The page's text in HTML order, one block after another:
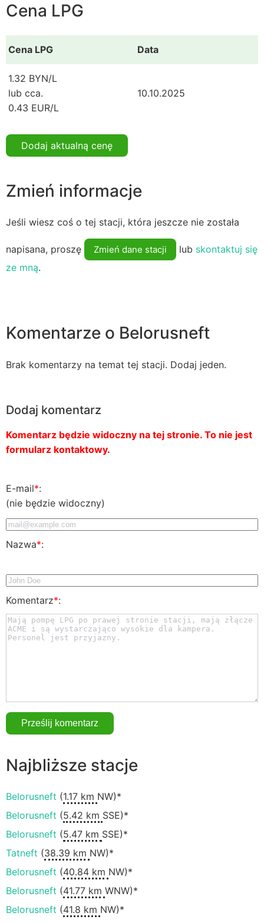
Cena LPG
Cena LPG Data
1.32 BYN/L
lub cca.
0.43 EUR/L
10.10.2025
Dodaj aktualną cenę
Zmień informacje
Jeśli wiesz coś o tej stacji, która jeszcze nie została
napisana, proszę Zmień dane stacji lub skontaktuj się
ze mną.
Komentarze o Belorusneft
Brak komentarzy na temat tej stacji. Dodaj jeden.
Dodaj komentarz
Komentarz będzie widoczny na tej stronie. To nie jest
formularz kontaktowy.
E-mail*:
(nie będzie widoczny)
Nazwa*:
Komentarz*:
Najbliższe stacje
Belorusneft (1.17 km NW)*
Belorusneft (5.42 km SSE)*
Belorusneft (5.47 km SSE)*
Tatneft (38.39 km NW)*
Belorusneft (40.84 km NW)*
Belorusneft (41.77 km WNW)*
Belorusneft (41.8 km NW)*